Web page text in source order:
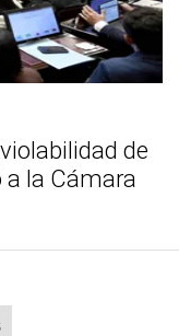
de
a la Cámara